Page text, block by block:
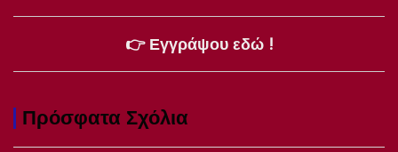
👉 Εγγράψου εδώ !
Πρόσφατα Σχόλια